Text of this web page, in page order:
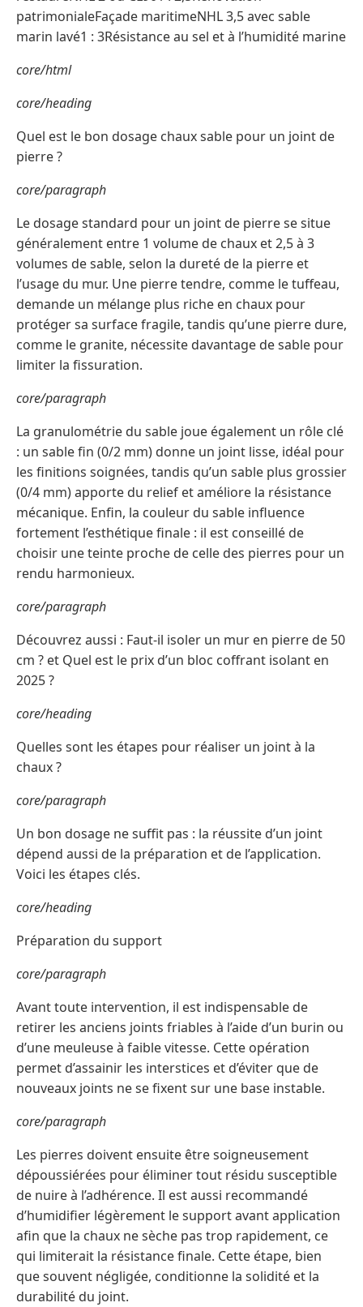
patrimonialeFaçade maritimeNHL 3,5 avec sable
marin lavé1 : 3Résistance au sel et à l’humidité marine
core/html
core/heading
Quel est le bon dosage chaux sable pour un joint de
pierre ?
core/paragraph
Le dosage standard pour un joint de pierre se situe
généralement entre 1 volume de chaux et 2,5 à 3
volumes de sable, selon la dureté de la pierre et
l’usage du mur. Une pierre tendre, comme le tuffeau,
demande un mélange plus riche en chaux pour
protéger sa surface fragile, tandis qu’une pierre dure,
comme le granite, nécessite davantage de sable pour
limiter la fissuration.
core/paragraph
La granulométrie du sable joue également un rôle clé
: un sable fin (0/2 mm) donne un joint lisse, idéal pour
les finitions soignées, tandis qu’un sable plus grossier
(0/4 mm) apporte du relief et améliore la résistance
mécanique. Enfin, la couleur du sable influence
fortement l’esthétique finale : il est conseillé de
choisir une teinte proche de celle des pierres pour un
rendu harmonieux.
core/paragraph
Découvrez aussi : Faut-il isoler un mur en pierre de 50
cm ? et Quel est le prix d’un bloc coffrant isolant en
2025 ?
core/heading
Quelles sont les étapes pour réaliser un joint à la
chaux ?
core/paragraph
Un bon dosage ne suffit pas : la réussite d’un joint
dépend aussi de la préparation et de l’application.
Voici les étapes clés.
core/heading
Préparation du support
core/paragraph
Avant toute intervention, il est indispensable de
retirer les anciens joints friables à l’aide d’un burin ou
d’une meuleuse à faible vitesse. Cette opération
permet d’assainir les interstices et d’éviter que de
nouveaux joints ne se fixent sur une base instable.
core/paragraph
Les pierres doivent ensuite être soigneusement
dépoussiérées pour éliminer tout résidu susceptible
de nuire à l’adhérence. Il est aussi recommandé
d’humidifier légèrement le support avant application
afin que la chaux ne sèche pas trop rapidement, ce
qui limiterait la résistance finale. Cette étape, bien
que souvent négligée, conditionne la solidité et la
durabilité du joint.